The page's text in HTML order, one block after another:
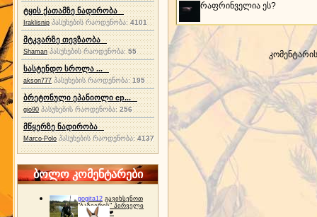
ტყის ქათამზე ნადირობა
Iraklisnip პასუხების რაოდენობა: 4101
მტკვარზე თევზაობა
Shaman პასუხების რაოდენობა:55
სასტენდო სროლა ...
akson777 პასუხების რაოდენობა:195
ბრეტონული ეპანიოლი ep...
gio90 პასუხების რაოდენობა:256
მწყერზე ნადირობა
Marco-Polo პასუხების რაოდენობა:4137
ბოლო კომენტარები
gogita12 გავიხსენოთ
"ბაზიერის" პირველი
ტურნირი ❤
რაფრინველია ეს?